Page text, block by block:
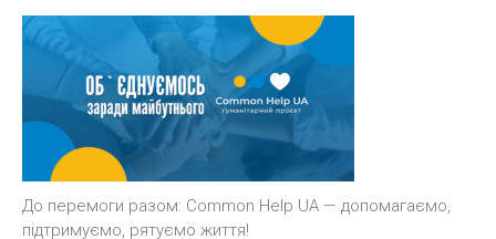
До перемоги разом: Common Help UA — допомагаємо,
підтримуємо, рятуємо життя!